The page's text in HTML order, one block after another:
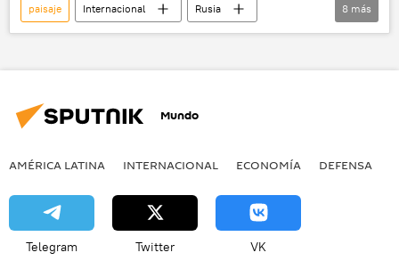
paisaje Internacional
Rusia
Economía
Siberia
Altái
8 más
Mundo
AMÉRICA LATINA INTERNACIONAL ECONOMÍA DEFENSA
Telegram Twitter VK